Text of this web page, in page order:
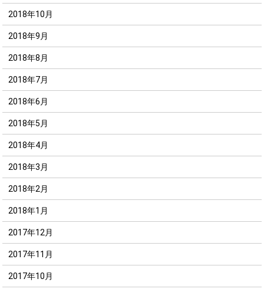
2018年10月
2018年9月
2018年8月
2018年7月
2018年6月
2018年5月
2018年4月
2018年3月
2018年2月
2018年1月
2017年12月
2017年11月
2017年10月